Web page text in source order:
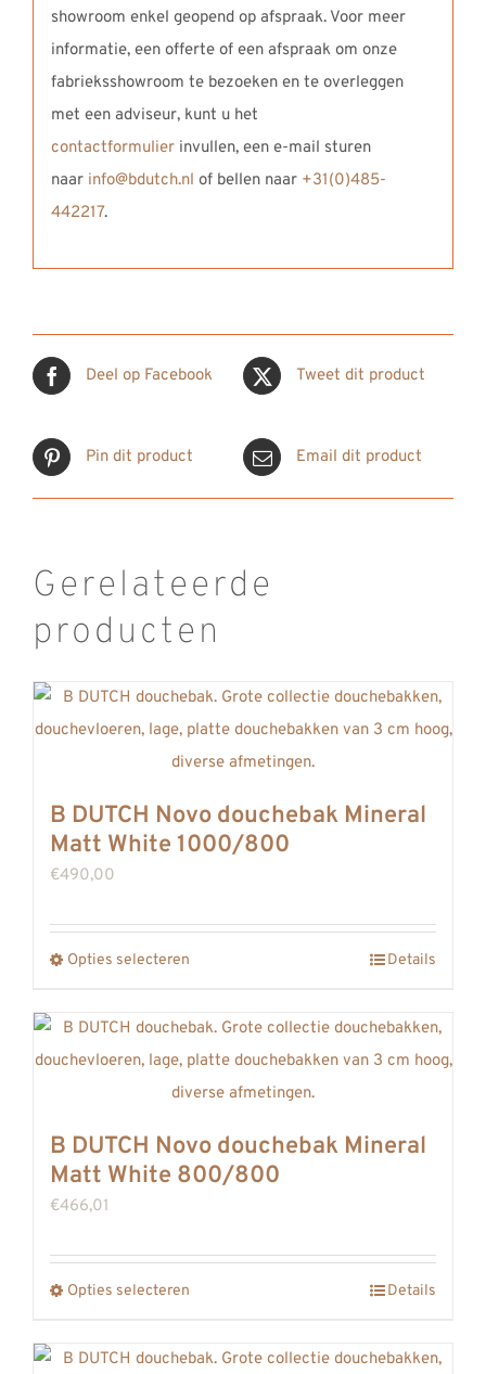
showroom enkel geopend op afspraak. Voor meer
informatie, een offerte of een afspraak om onze
fabrieksshowroom te bezoeken en te overleggen
met een adviseur, kunt u het
contactformulierinvullen, een e-mail sturen
naar info@bdutch.nl of bellen naar +31(0)485-
442217.
Deel op Facebook Tweet dit product
Pin dit product Email dit product
Gerelateerde
producten
B DUTCH Novo douchebak Mineral
Matt White 1000/800
€490,00
Opties selecteren
heeft
meerdere
variaties.
optie
worden
productpagina
Details
B DUTCH Novo douchebak Mineral
Matt White 800/800
€466,01
Opties selecteren
heeft
Details